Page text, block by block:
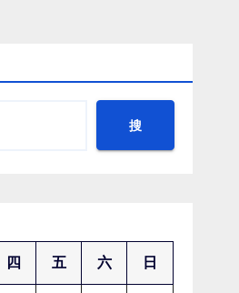
搜
四 五 六 日